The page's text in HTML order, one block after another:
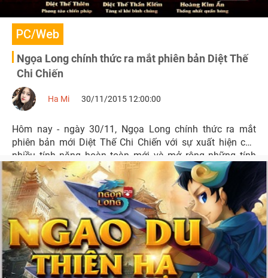
PC/Web
Ngọa Long chính thức ra mắt phiên bản Diệt Thế
Chi Chiến
Ha Mi 30/11/2015 12:00:00
Hôm nay - ngày 30/11, Ngọa Long chính thức ra mắt
phiên bản mới Diệt Thế Chi Chiến với sự xuất hiện của
nhiều tính năng hoàn toàn mới và mở rộng những tính
năng có sẵn.